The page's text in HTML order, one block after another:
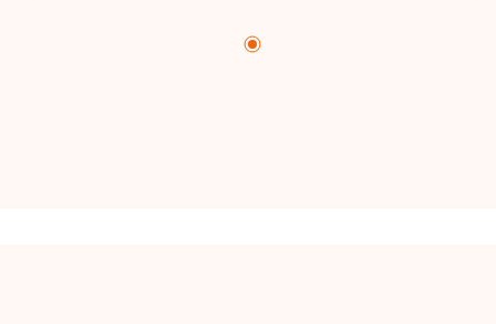
pronta para tirar suas dúvidas e te acompanhar